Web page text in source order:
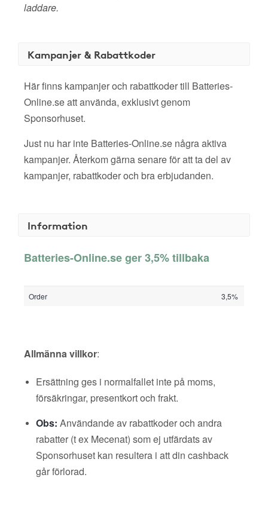
laddare.
Kampanjer & Rabattkoder
Här finns kampanjer och rabattkoder till Batteries-
Online.se att använda, exklusivt genom
Sponsorhuset.
Just nu har inte Batteries-Online.se några aktiva
kampanjer. Återkom gärna senare för att ta del av
kampanjer, rabattkoder och bra erbjudanden.
Information
Batteries-Online.se ger 3,5% tillbaka
Order 3,5%
Allmänna villkor:
Ersättning ges i normalfallet inte på moms,
försäkringar, presentkort och frakt.
Obs: Användande av rabattkoder och andra
rabatter (t ex Mecenat) som ej utfärdats av
Sponsorhuset kan resultera i att din cashback
går förlorad.